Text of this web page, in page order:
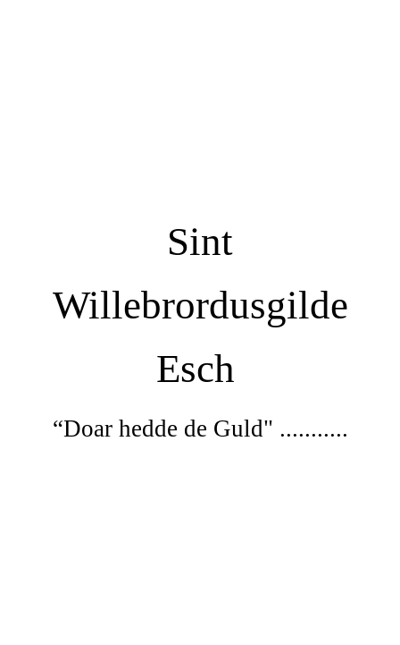
Sint
Willebrordusgilde
Esch
“Doar hedde de Guld" ...........